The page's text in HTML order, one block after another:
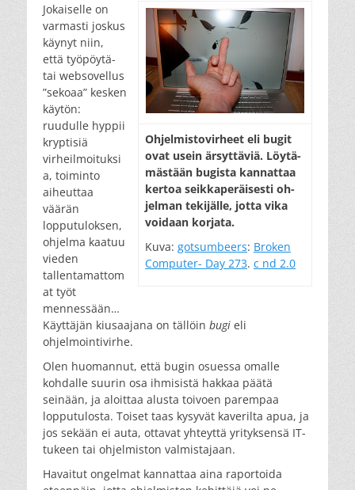
Oh­jel­mis­to­vir­heet eli bu­git
ovat usein är­syt­tä­viä. Löy­tä­
mäs­tään bu­gis­ta kan­nat­taa
ker­toa seik­ka­pe­räi­ses­ti oh­
jel­man te­ki­jäl­le, jot­ta vi­ka
voi­daan kor­ja­ta.
Kuva: gotsumbeers: Broken
Computer- Day 273. c nd 2.0
Jokaiselle on
varmasti joskus
käynyt niin,
että työpöytä-
tai websovellus
”sekoaa” kesken
käytön:
ruudulle hyppii
kryptisiä
virheilmoituksi
a, toiminto
aiheuttaa
väärän
lopputuloksen,
ohjelma kaatuu
vieden
tallentamattom
at työt
mennessään…
Käyttäjän kiusaajana on tällöin bugi eli
ohjelmointivirhe.
Olen huomannut, että bugin osuessa omalle
kohdalle suurin osa ihmisistä hakkaa päätä
seinään, ja aloittaa alusta toivoen parempaa
lopputulosta. Toiset taas kysyvät kaverilta apua, ja
jos sekään ei auta, ottavat yhteyttä yrityksensä IT-
tukeen tai ohjelmiston valmistajaan.
Havaitut ongelmat kannattaa aina raportoida